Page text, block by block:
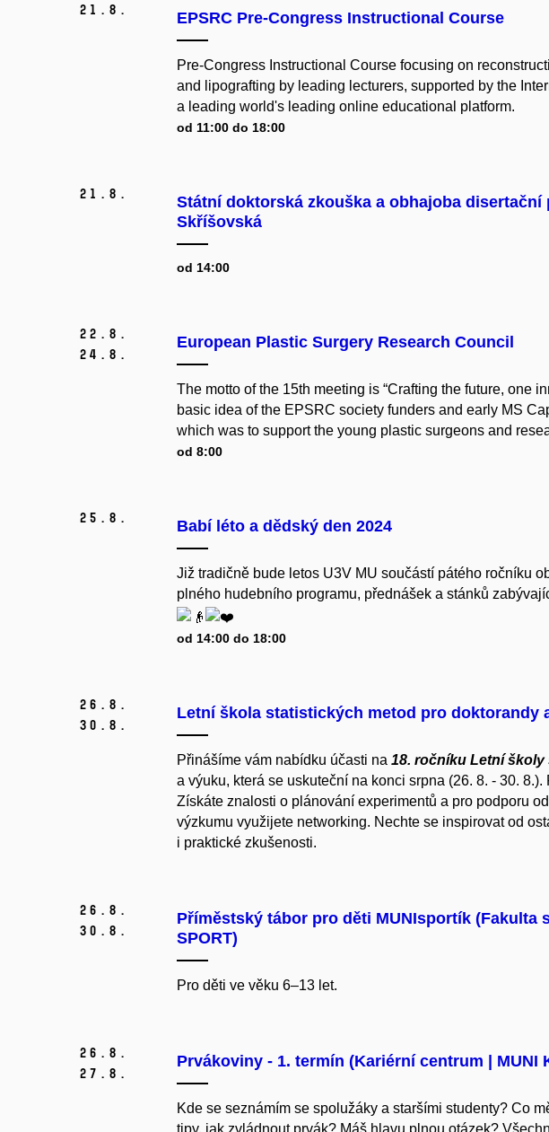
21. 8. EPSRC Pre-Congress Instructional Course
Pre-Congress Instructional Course focusing on
and lipografting by leading lecturers, supported by the
a leading world's leading online educational platform.
od 11:00 do 18:00
21. 8.
Státní doktorská zkouška a obhajoba disertační
Skříšovská
od 14:00
22. 8.
24. 8.
European Plastic Surgery Research Council
The motto of the 15th meeting is “Crafting the future, one
basic idea of the EPSRC society funders and early MS
which was to support the young plastic surgeons and
od 8:00
25. 8. Babí léto a dědský den 2024
Již tradičně bude letos U3V MU součástí pátého ročníku
plného hudebního programu, přednášek a stánků
od 14:00 do 18:00
26. 8.
30. 8.
Letní škola statistických metod pro doktorandy
Přinášíme vám nabídku účasti na 18. ročníku Letní školy
a výuku, která se uskuteční na konci srpna (26. 8. - 30.
Získáte znalosti o plánování experimentů a pro podporu
výzkumu využijete networking. Nechte se inspirovat od
i praktické zkušenosti.
26. 8.
30. 8.
Příměstský tábor pro děti MUNIsportík (Fakulta
SPORT)
Pro děti ve věku 6–13 let.
26. 8.
27. 8.
Prvákoviny - 1. termín (Kariérní centrum | MUNI
Kde se seznámím se spolužáky a staršími studenty? Co
tipy, jak zvládnout prvák? Máš hlavu plnou otázek?